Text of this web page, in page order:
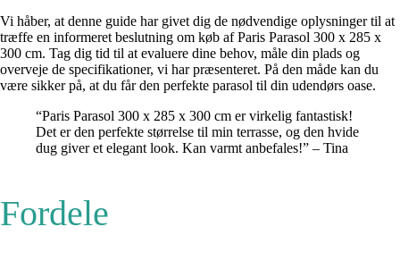
Vi håber, at denne guide har givet dig de nødvendige oplysninger til at
træffe en informeret beslutning om køb af Paris Parasol 300 x 285 x
300 cm. Tag dig tid til at evaluere dine behov, måle din plads og
overveje de specifikationer, vi har præsenteret. På den måde kan du
være sikker på, at du får den perfekte parasol til din udendørs oase.
“Paris Parasol 300 x 285 x 300 cm er virkelig fantastisk!
Det er den perfekte størrelse til min terrasse, og den hvide
dug giver et elegant look. Kan varmt anbefales!” – Tina
Fordele